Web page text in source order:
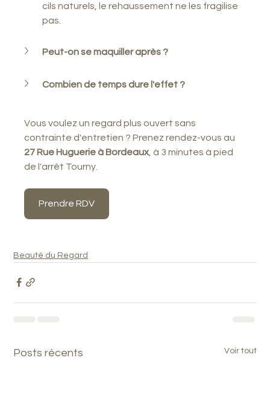
cils naturels, le rehaussement ne les fragilise
pas.
Peut-on se maquiller après ?
Combien de temps dure l'effet ?
Vous voulez un regard plus ouvert sans
contrainte d'entretien ? Prenez rendez-vous au
27 Rue Huguerie à Bordeaux , à 3 minutes à pied
de l'arrêt Tourny.
Prendre RDV
Beauté du Regard
Posts récents Voir tout